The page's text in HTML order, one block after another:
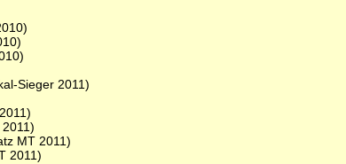
Sieger 2011)
MT 2011)
2011)